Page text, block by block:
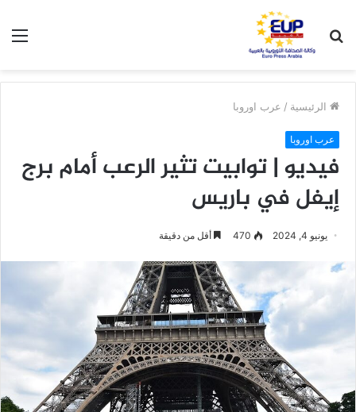
عن
الرئيسية / عرب اوروبا
عرب اوروبا
‏‎فيديو | توابيت تثير الرعب أمام ‎برج
إيفل في باريس
يونيو 4, 2024 470 أقل من دقيقة